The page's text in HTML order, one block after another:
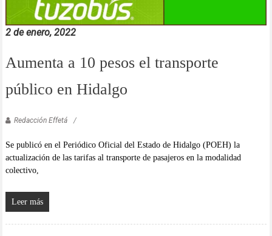
2 de enero, 2022
Aumenta a 10 pesos el transporte
público en Hidalgo
Redacción Effetá
Se publicó en el Periódico Oficial del Estado de Hidalgo (POEH) la
actualización de las tarifas al transporte de pasajeros en la modalidad
colectivo,
Leer más